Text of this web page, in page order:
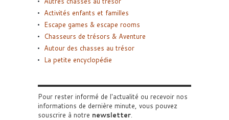
Activités enfants et familles
Escape games & escape rooms
Chasseurs de trésors & Aventure
Autour des chasses au trésor
La petite encyclopédie
Pour rester informé de l'actualité ou recevoir nos
informations de dernière minute, vous pouvez
souscrire à notre newsletter.